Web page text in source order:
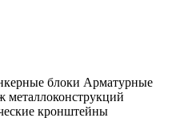
блоки Арматурные
металлоконструкций
кронштейны